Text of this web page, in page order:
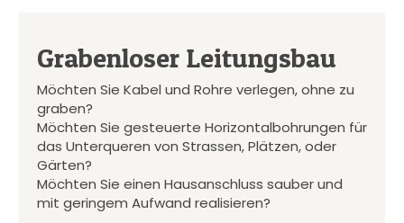
Grabenloser Leitungsbau
Möchten Sie Kabel und Rohre verlegen, ohne zu
graben?
Möchten Sie gesteuerte Horizontalbohrungen für
das Unterqueren von Strassen, Plätzen, oder
Gärten?
Möchten Sie einen Hausanschluss sauber und
mit geringem Aufwand realisieren?